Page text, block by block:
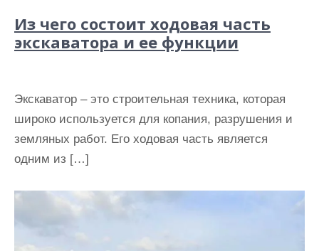
Из чего состоит ходовая часть
экскаватора и ее функции
Экскаватор – это строительная техника, которая
широко используется для копания, разрушения и
земляных работ. Его ходовая часть является
одним из […]